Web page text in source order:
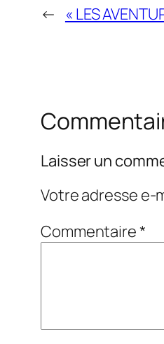
← « LES
Laisser un
Votre adresse e-
Commentaire*